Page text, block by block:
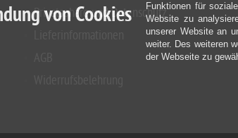
Privatsphäre und Datenschutz
von Cookies
Funktionen für
Website zu
unserer Website an
weiter. Des weiteren
der Webseite zu